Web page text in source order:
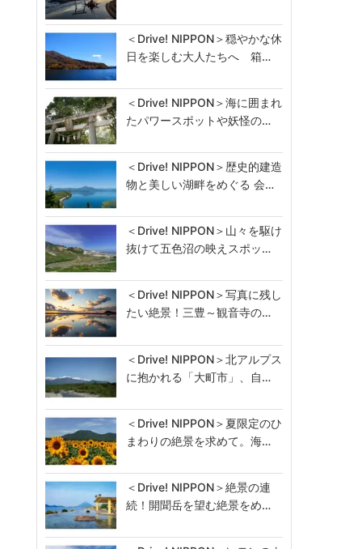
＜Drive! NIPPON＞穏やかな休
日を楽しむ大人たちへ 箱…
＜Drive! NIPPON＞海に囲まれ
たパワースポットや妖怪の…
＜Drive! NIPPON＞歴史的建造
物と美しい湖畔をめぐる 会…
＜Drive! NIPPON＞山々を駆け
抜けて五色沼の映えスポッ…
＜Drive! NIPPON＞写真に残し
たい絶景！三豊～観音寺の…
＜Drive! NIPPON＞北アルプス
に抱かれる「大町市」、自…
＜Drive! NIPPON＞夏限定のひ
まわりの絶景を求めて。海…
＜Drive! NIPPON＞絶景の連
続！開聞岳を望む絶景をめ…